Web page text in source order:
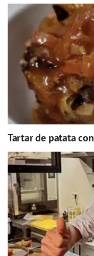
Tartar de patata